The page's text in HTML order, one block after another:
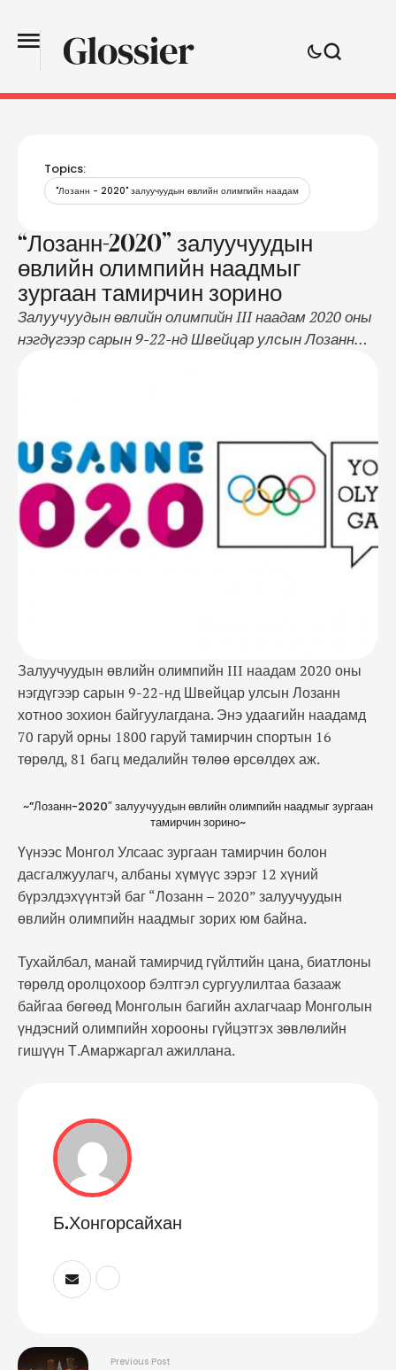
Topics:
"Лозанн - 2020" залуучуудын өвлийн олимпийн наадам
“Лозанн-2020” залуучуудын
өвлийн олимпийн наадмыг
зургаан тамирчин зорино
Залуучуудын өвлийн олимпийн III наадам 2020 оны
нэгдүгээр сарын 9-22-нд Швейцар улсын Лозанн
олимпийн наадмыг зургаан тамирчин зорино~
Үүнээс Монгол Улсаас зургаан тамирчин болон
дасгалжуулагч, албаны хүмүүс зэрэг 12 хүний
бүрэлдэхүүнтэй …
Залуучуудын өвлийн олимпийн III наадам 2020 оны
нэгдүгээр сарын 9-22-нд Швейцар улсын Лозанн
хотноо зохион байгуулагдана. Энэ удаагийн наадамд
70 гаруй орны 1800 гаруй тамирчин спортын 16
төрөлд, 81 багц медалийн төлөө өрсөлдөх аж.
~”Лозанн-2020″ залуучуудын өвлийн олимпийн наадмыг зургаан
тамирчин зорино~
Үүнээс Монгол Улсаас зургаан тамирчин болон
дасгалжуулагч, албаны хүмүүс зэрэг 12 хүний
бүрэлдэхүүнтэй баг “Лозанн – 2020” залуучуудын
өвлийн олимпийн наадмыг зорих юм байна.
Тухайлбал, манай тамирчид гүйлтийн цана, биатлоны
төрөлд оролцохоор бэлтгэл сургуулилтаа базааж
байгаа бөгөөд Монголын багийн ахлагчаар Монголын
үндэсний олимпийн хорооны гүйцэтгэх зөвлөлийн
гишүүн Т.Амаржаргал ажиллана.
Б.Хонгорсайхан
Previous Post